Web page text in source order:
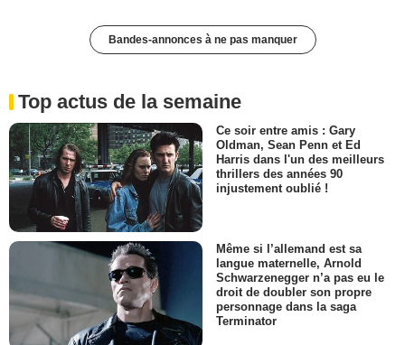
Bandes-annonces à ne pas manquer
Top actus de la semaine
Ce soir entre amis : Gary
Oldman, Sean Penn et Ed
Harris dans l'un des meilleurs
thrillers des années 90
injustement oublié !
Même si l’allemand est sa
langue maternelle, Arnold
Schwarzenegger n’a pas eu le
droit de doubler son propre
personnage dans la saga
Terminator